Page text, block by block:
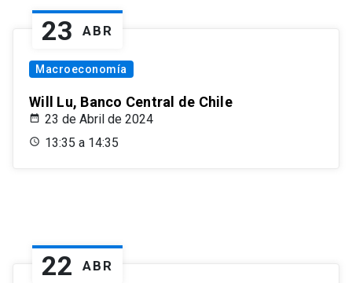
23 ABR
Macroeconomía
Will Lu, Banco Central de Chile
23 de Abril de 2024
13:35 a 14:35
22 ABR